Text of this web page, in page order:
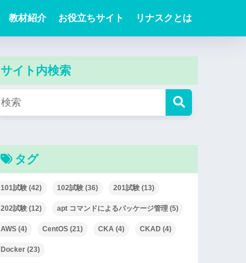
教材紹介 お役立ちサイト リナスクとは
サイト内検索
タグ
101試験 (42) 102試験 (36) 201試験 (13)
202試験 (12) apt コマンドによるパッケージ管理 (5)
AWS (4) CentOS (21) CKA (4) CKAD (4)
Docker (23)